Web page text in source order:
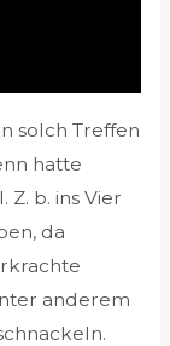
solch Treffen
hatte
b. ins Vier
da
anderem